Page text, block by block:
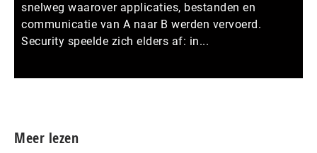
snelweg waarover applicaties, bestanden en
communicatie van A naar B werden vervoerd.
Security speelde zich elders af: in...
Meer lezen